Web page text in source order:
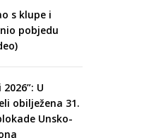
s klupe i
pobjedu
U
obilježena 31.
Unsko-